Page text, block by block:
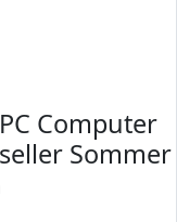
Computer
Sommer